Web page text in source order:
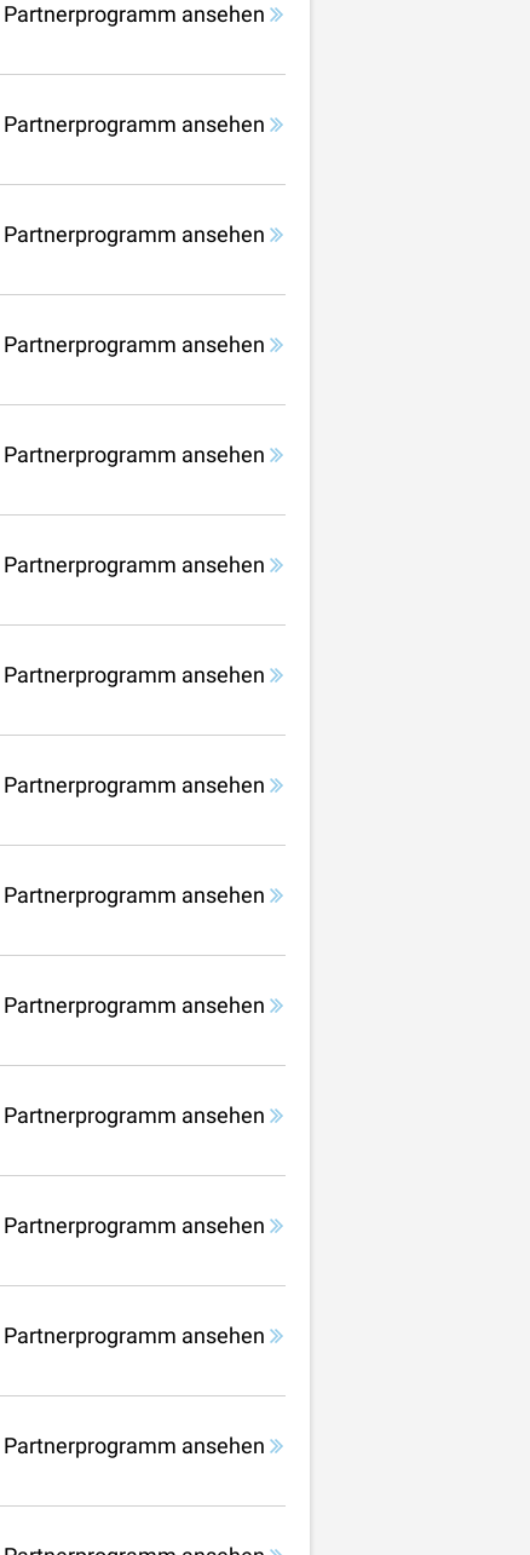
Partnerprogramm ansehen
Partnerprogramm ansehen
Partnerprogramm ansehen
Partnerprogramm ansehen
Partnerprogramm ansehen
Partnerprogramm ansehen
Partnerprogramm ansehen
Partnerprogramm ansehen
Partnerprogramm ansehen
Partnerprogramm ansehen
Partnerprogramm ansehen
Partnerprogramm ansehen
Partnerprogramm ansehen
Partnerprogramm ansehen